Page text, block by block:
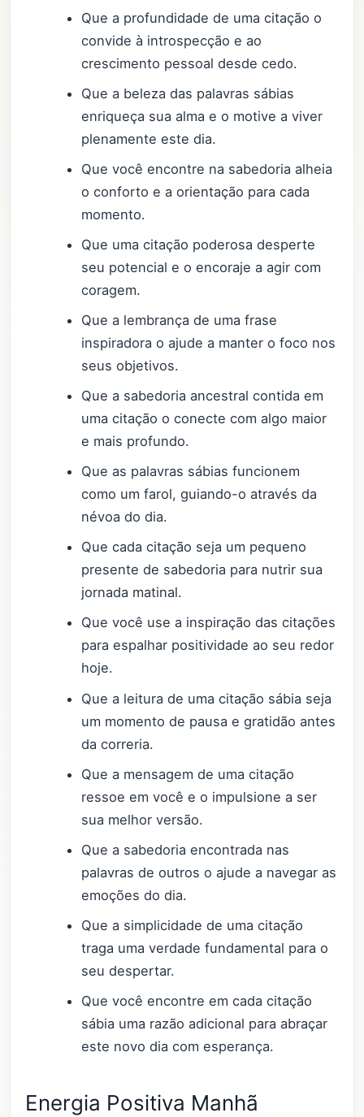
Que a profundidade de uma citação o
convide à introspecção e ao
crescimento pessoal desde cedo.
Que a beleza das palavras sábias
enriqueça sua alma e o motive a viver
plenamente este dia.
Que você encontre na sabedoria alheia
o conforto e a orientação para cada
momento.
Que uma citação poderosa desperte
seu potencial e o encoraje a agir com
coragem.
Que a lembrança de uma frase
inspiradora o ajude a manter o foco nos
seus objetivos.
Que a sabedoria ancestral contida em
uma citação o conecte com algo maior
e mais profundo.
Que as palavras sábias funcionem
como um farol, guiando-o através da
névoa do dia.
Que cada citação seja um pequeno
presente de sabedoria para nutrir sua
jornada matinal.
Que você use a inspiração das citações
para espalhar positividade ao seu redor
hoje.
Que a leitura de uma citação sábia seja
um momento de pausa e gratidão antes
da correria.
Que a mensagem de uma citação
ressoe em você e o impulsione a ser
sua melhor versão.
Que a sabedoria encontrada nas
palavras de outros o ajude a navegar as
emoções do dia.
Que a simplicidade de uma citação
traga uma verdade fundamental para o
seu despertar.
Que você encontre em cada citação
sábia uma razão adicional para abraçar
este novo dia com esperança.
Energia Positiva Manhã